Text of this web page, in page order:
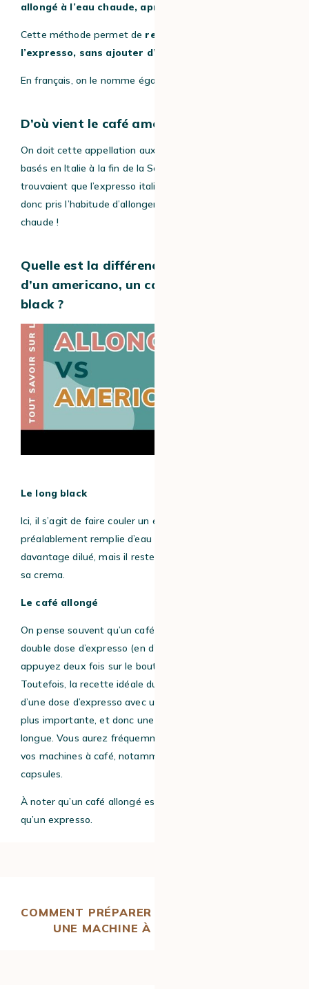
allongé à l’eau chaude, après extraction.
Cette méthode permet de respecter l’extraction de
l’expresso, sans ajouter d’amertume.
En français, on le nomme également
D’où vient le café americano ?
On doit cette appellation aux
basés en Italie à la fin de la Seconde Guerre mondiale, ils
trouvaient que l’expresso italien était trop corsé et ont
donc pris l’habitude d’allonger leur expresso avec de l’eau
chaude !
Quelle est la différence entre la recette
d’un americano, un café allongé et un long
black ?
Le long black
Ici, il s’agit de faire couler un expresso dans une tasse
préalablement remplie d’eau chaude. Le café est
davantage dilué, mais il reste équilibré et conserve toute
sa crema.
Le café allongé
On pense souvent qu’un café allongé se compose d’une
double dose d’expresso (en d’autres termes, vous
appuyez deux fois sur le bouton de votre machine à café).
Toutefois, la recette idéale du café allongé se compose
d’une dose d’expresso avec une quantité d’eau un peu
plus importante, et donc une extraction un peu plus
longue. Vous aurez fréquemment des boutons dédiés sur
vos machines à café, notamment sur les machines à
capsules.
À noter qu’un café allongé est plus chargé en caféine
qu’un expresso.
COMMENT PRÉPARER UN AMERICANO AVEC
UNE MACHINE À CAFÉ À GRAIN ?